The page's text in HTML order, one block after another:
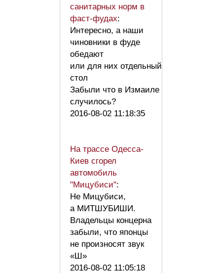
санитарных норм в
фаст-фудах:
Интересно, а наши
чиновники в фуде
обедают
или для них отдельный
стол
Забыли что в Измаиле
случилось?
2016-08-02 11:18:35
На трассе Одесса-
Киев сгорел
автомобиль
"Мицубиси":
Не Мицубиси,
а МИТШУБИШИ.
Владельцы концерна
забыли, что японцы
не произносят звук
«Ш»
2016-08-02 11:05:18